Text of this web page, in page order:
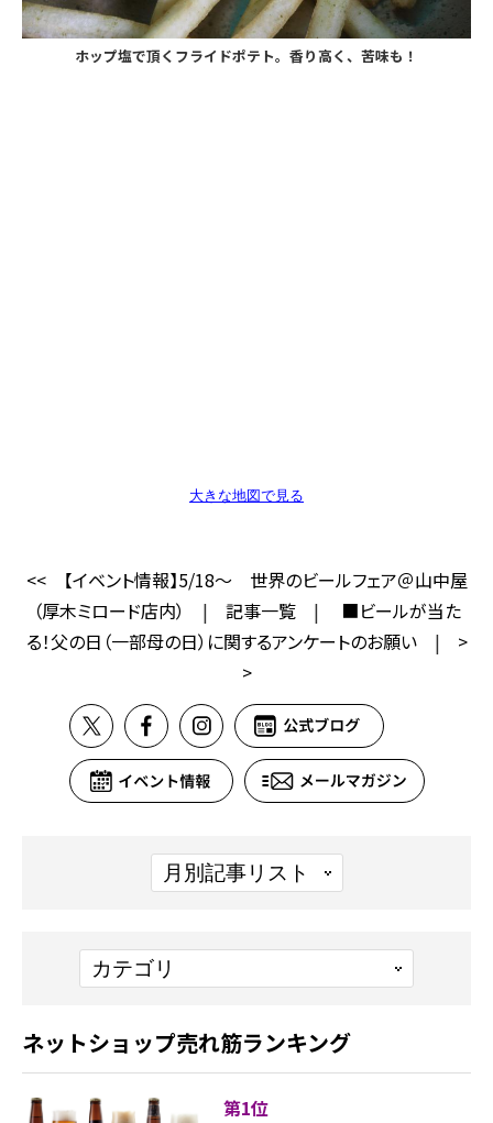
ホップ塩で頂くフライドポテト。香り高く、苦味も！
<<
【イベント情報】5/18～ 世界のビールフェア＠山中屋
（厚木ミロード店内）
| 記事一覧|
■ビールが当た
る！父の日（一部母の日）に関するアンケートのお願い| >
>
ネットショップ売れ筋ランキング
第1位